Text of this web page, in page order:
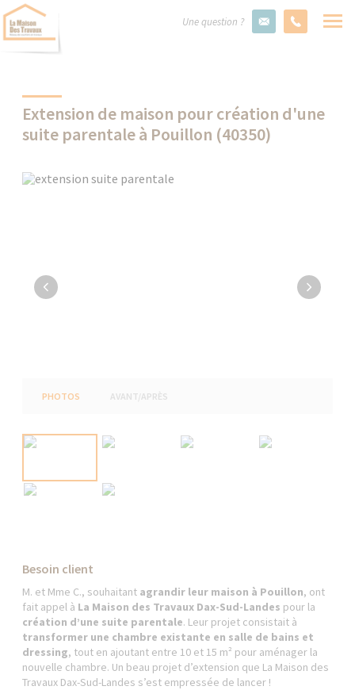
Une question ?
Extension de maison pour création d'une
suite parentale à Pouillon (40350)
PHOTOS AVANT/APRÈS
Besoin client
M. et Mme C., souhaitant agrandir leur maison à Pouillon, ont
fait appel à La Maison des Travaux Dax-Sud-Landes pour la
création d’une suite parentale. Leur projet consistait à
transformer une chambre existante en salle de bains et
dressing, tout en ajoutant entre 10 et 15 m² pour aménager la
nouvelle chambre. Un beau projet d’extension que La Maison des
Travaux Dax-Sud-Landes s’est empressée de lancer !